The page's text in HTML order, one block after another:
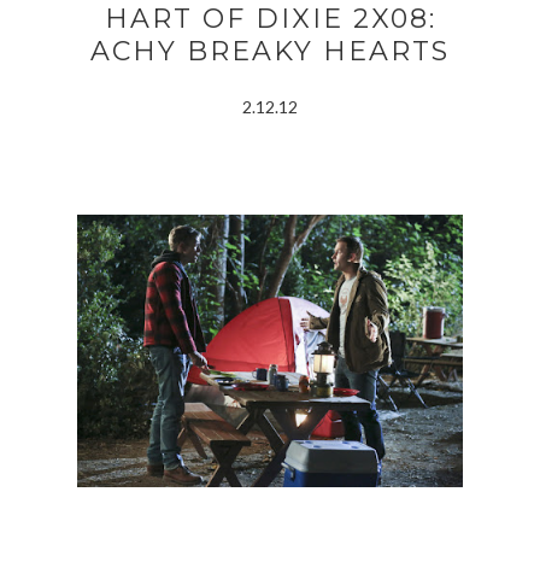
HART OF DIXIE 2X08:
ACHY BREAKY HEARTS
2.12.12